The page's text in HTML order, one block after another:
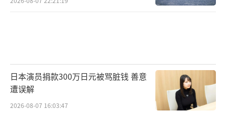
日本演员捐款300万日元被骂脏钱 善意
遭误解
2026-08-07 16:03:47